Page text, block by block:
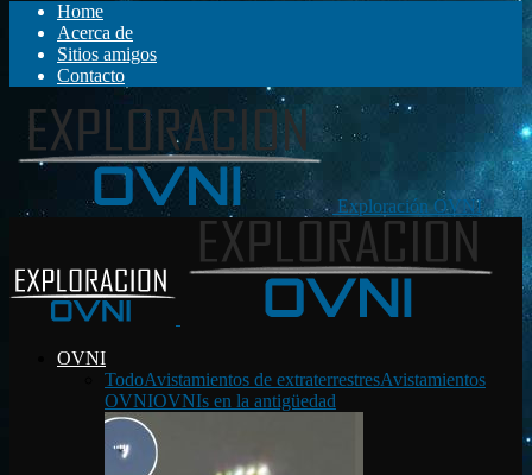
Home
Acerca de
Sitios amigos
Contacto
Exploración OVNI
OVNI
TodoAvistamientos de extraterrestresAvistamientos
OVNIOVNIs en la antigüedad